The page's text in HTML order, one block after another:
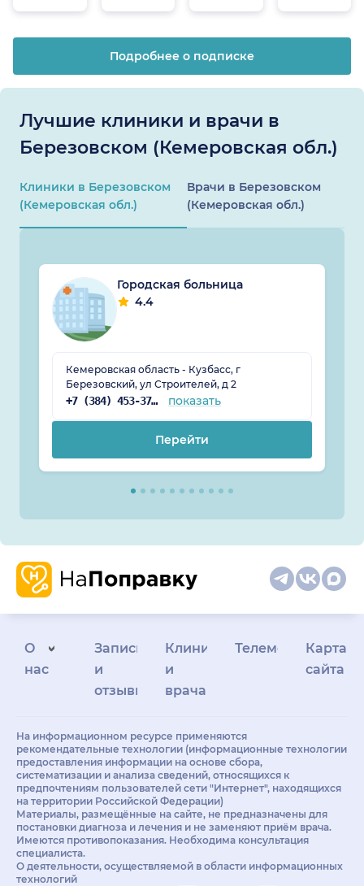
Подробнее о подписке
Лучшие клиники и врачи в
Березовском (Кемеровская обл.)
Клиники в Березовском
(Кемеровская обл.)
Врачи в Березовском
(Кемеровская обл.)
Городская больница
4.4
Кемеровская область - Кузбасс, г
Березовский, ул Строителей, д 2
+7 (384) 453-37-50 показать
Перейти
О
нас
Запись
и
отзывы
Клиникам
и
врачам
Телемедицина
Карта
сайта
На информационном ресурсе применяются
рекомендательные технологии (информационные технологии
предоставления информации на основе сбора,
систематизации и анализа сведений, относящихся к
предпочтениям пользователей сети "Интернет", находящихся
на территории Российской Федерации)
Материалы, размещённые на сайте, не предназначены для
постановки диагноза и лечения и не заменяют приём врача.
Имеются противопоказания. Необходима консультация
специалиста.
О деятельности, осуществляемой в области информационных
технологий